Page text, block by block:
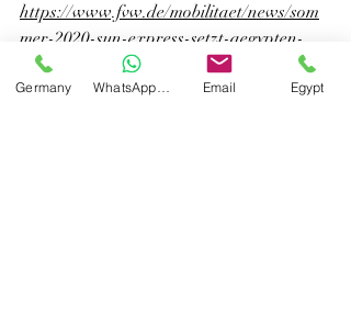
https://www.fvw.de/mobilitaet/news/som
mer-2020-sun-express-setzt-aegypten-
programm-aus-209602
Germany Email Egypt